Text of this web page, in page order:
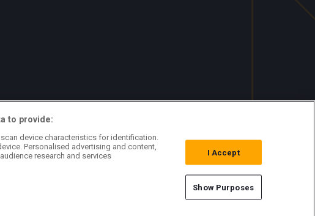
to provide:
device characteristics for identification.
Personalised advertising and content,
research and services
I Accept
Show Purposes